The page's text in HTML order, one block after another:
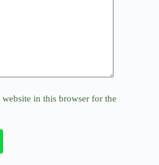
in this browser for the